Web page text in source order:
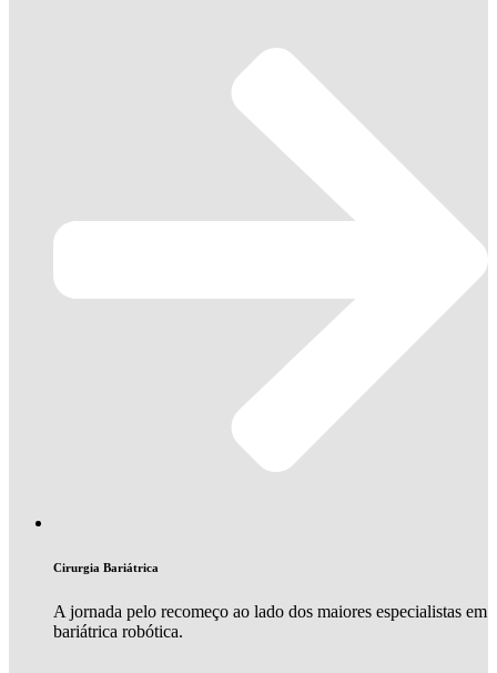
Cirurgia Bariátrica
A jornada pelo recomeço ao lado dos maiores especialistas em
bariátrica robótica.